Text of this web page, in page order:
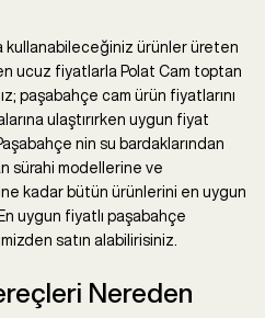
kullanabileceğiniz ürünler üreten
ucuz fiyatlarla Polat Cam toptan
paşabahçe cam ürün fiyatlarını
ulaştırırken uygun fiyat
nin su bardaklarından
sürahi modellerine ve
kadar bütün ürünlerini en uygun
uygun fiyatlı paşabahçe
satın alabilirisiniz.
Nereden